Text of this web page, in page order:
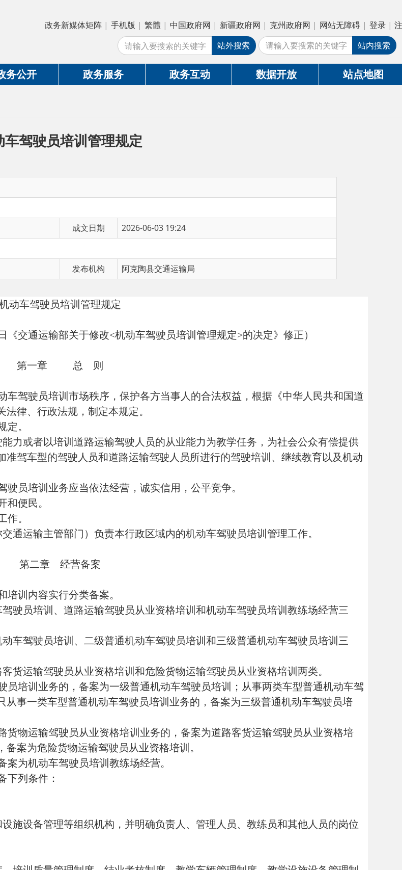
政务新媒体矩阵 | 手机版| 繁體 | 中国政府网| 新疆政府网| 克州政府网 | 网站无障碍| 登录| 注册
政务服务 政务互动 数据开放 站点地图
站外搜索 站内搜索
发布机构 阿克陶县交通运输局
驶员培训管理规定
政法规，制定本规定。
以培训道路运输驾驶人员的从业能力为教学任务，为社会公众有偿提供
的驾驶人员和道路运输驾驶人员所进行的驾驶培训、继续教育以及机动
务应当依法经营，诚实信用，公平竞争。
管部门）负责本行政区域内的机动车驾驶员培训管理工作。
章经营备案
实行分类备案。
训、道路运输驾驶员从业资格培训和机动车驾驶员培训教练场经营三
培训、二级普通机动车驾驶员培训和三级普通机动车驾驶员培训三
驶员从业资格培训和危险货物运输驾驶员从业资格培训两类。
务的，备案为一级普通机动车驾驶员培训；从事两类车型普通机动车驾
车型普通机动车驾驶员培训业务的，备案为三级普通机动车驾驶员培
驶员从业资格培训业务的，备案为道路客货运输驾驶员从业资格培
险货物运输驾驶员从业资格培训。
车驾驶员培训教练场经营。
：
管理等组织机构，并明确负责人、管理人员、教练员和其他人员的岗位
管理制度、结业考核制度、教学车辆管理制度、教学设施设备管理制
标准执行。
用的理论教练员应当具备以下条件：
车及相关专业中级以上技术职称，具有2年以上安全驾驶经历，掌握道路
员急救等安全驾驶知识，了解车辆环保和节约能源的有关知识，了解教
课能力。
构聘用的驾驶操作教练员应当具备以下条件：